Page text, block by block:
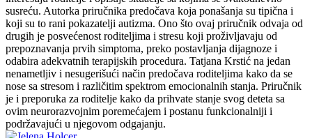
susreću. Autorka priručnika predočava koja ponašanja su tipična i
koji su to rani pokazatelji autizma. Ono što ovaj priručnik odvaja od
drugih je posvećenost roditeljima i stresu koji proživljavaju od
prepoznavanja prvih simptoma, preko postavljanja dijagnoze i
odabira adekvatnih terapijskih procedura. Tatjana Krstić na jedan
nenametljiv i nesugerišući način predočava roditeljima kako da se
nose sa stresom i različitim spektrom emocionalnih stanja. Priručnik
je i preporuka za roditelje kako da prihvate stanje svog deteta sa
ovim neurorazvojnim poremećajem i postanu funkcionalniji i
podržavajući u njegovom odgajanju.